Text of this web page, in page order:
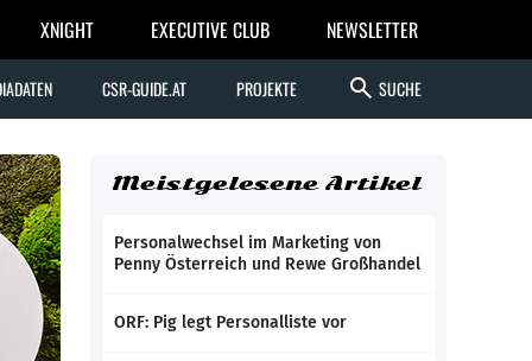
XNIGHT EXECUTIVE CLUB NEWSLETTER
CSR-GUIDE.AT PROJEKTE search SUCHE
Meistgelesene Artikel
Personalwechsel im Marketing von
Penny Österreich und Rewe Großhandel
ORF: Pig legt Personalliste vor